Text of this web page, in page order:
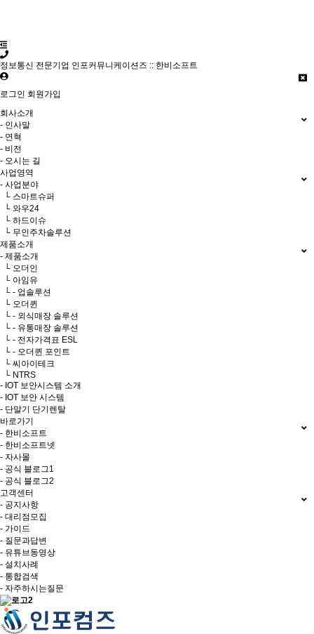
정보통신 전문기업 인포커뮤니케이션즈 :: 한비소프트
로그인 회원가입
회사소개
- 인사말
- 연혁
- 비전
- 오시는 길
사업영역
- 사업분야
└ 스마트슈퍼
└ 와우24
└ 하드이슈
└ 무인주차솔루션
제품소개
- 제품소개
└ 오더인
└ 아임유
└ - 업솔루션
└ 오더퀸
└ - 외식매장 솔루션
└ - 유통매장 솔루션
└ - 전자가격표 ESL
└ - 오더퀸 포인트
└ 씨아이테크
└ NTRS
- IOT 보안시스템 소개
- IOT 보안 시스템
- 단말기 단기렌탈
바로가기
- 한비소프트
- 한비소프트넷
- 자사몰
- 공식 블로그1
- 공식 블로그2
고객센터
- 공지사항
- 대리점모집
- 가이드
- 질문과답변
- 유튜브동영상
- 설치사례
- 통합검색
- 자주하시는질문